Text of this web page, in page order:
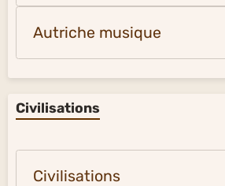
Autriche musique
Civilisations
Civilisations